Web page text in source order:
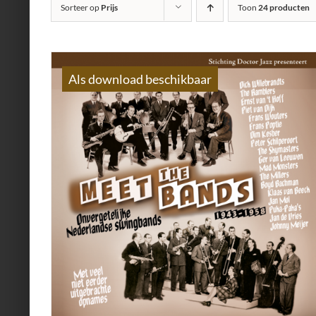
Sorteer op Prijs Toon 24 producten
Als download beschikbaar